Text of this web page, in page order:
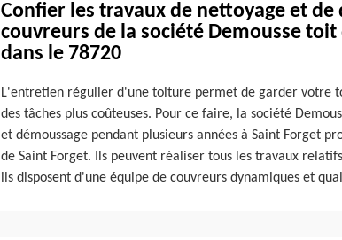
Confier les travaux de nettoyage et
couvreurs de la société Demousse
dans le 78720
L'entretien régulier d'une toiture permet de garder votre
des tâches plus coûteuses. Pour ce faire, la société
et démoussage pendant plusieurs années à Saint Forget
de Saint Forget. Ils peuvent réaliser tous les travaux
ils disposent d'une équipe de couvreurs dynamiques et